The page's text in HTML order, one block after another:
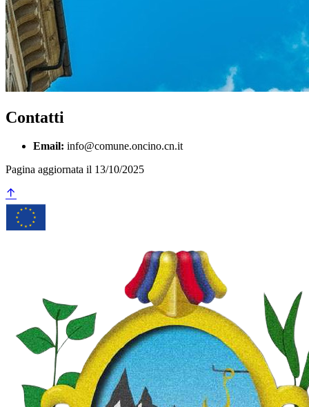
Contatti
Email: info@comune.oncino.cn.it
Pagina aggiornata il 13/10/2025